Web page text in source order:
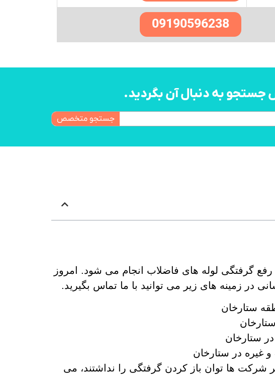
09190596238
به دنبال آن بگردید.
جستجو متخصص
گرفتگی لوله های فاضلاب انجام می شود. امروز
در زمینه های زیر می توانید با ما تماس بگیرید.
ستارخان
ستارخان
غیره در ستارخان
شرکت ها توان باز کردن گرفتگی را نداشتند، می